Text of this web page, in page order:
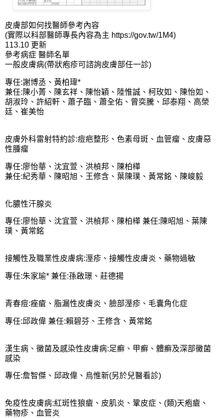
皮膚部如何找醫師參考內容
(實際以科部醫師專長內容為主 https://gov.tw/1M4)
113.10 更新
參考病症 醫師名單
一般皮膚病(帶狀疱疹可諮詢皮膚部任一診)
專任:謝博丞、黃柏瑋*
兼任:陳小菁、陳玄祥、陳怡穎、陸惟誠、柯玫如、陳怡如、
胡淑玲、許紹軒、蕭子臨、蕭全佑、曾奕騰、邱泰翔、高榮
廷、崔美怡
皮膚外科雷射特約診:痘疤整形、色素母斑、血管瘤、皮膚惡
性腫瘤
專任:廖怡華、沈宜萱、洪楨邦、陳柏樺
兼任:紀秀華、陳昭旭、王修含、葉陳璞、黃常銘、陳峻毅
化膿性汗腺炎
專任:廖怡華、沈宜萱、洪楨邦、陳柏樺 兼任:陳昭旭、葉陳
璞、黃常銘
接觸性及職業性皮膚病:溼疹、接觸性皮膚炎、藥物過敏
專任:朱家瑜* 兼任:孫啟璟、莊德揚
青春痘:痤瘡、脂漏性皮膚炎、臉部溼疹、毛囊角化症
專任:邱政偉 兼任:賴碧芬、王修含、黃常銘
漢生病、黴菌及感染性皮膚病:足癬、甲癬、體癬及深部黴菌
感染
專任:詹智傑、邱政偉、烏惟新(另於兒醫看診)
免疫性皮膚病:紅斑性狼瘡、皮肌炎、鞏皮症、(類)天疱瘡、
藥物疹、血管炎